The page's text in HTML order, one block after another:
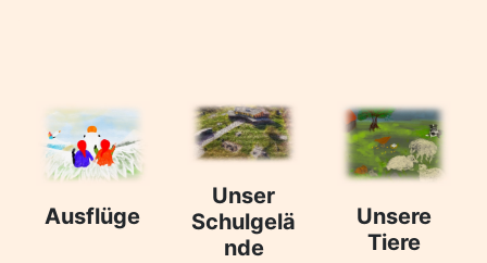
Ausflüge
Unser
Schulgelä
nde
Unsere
Tiere